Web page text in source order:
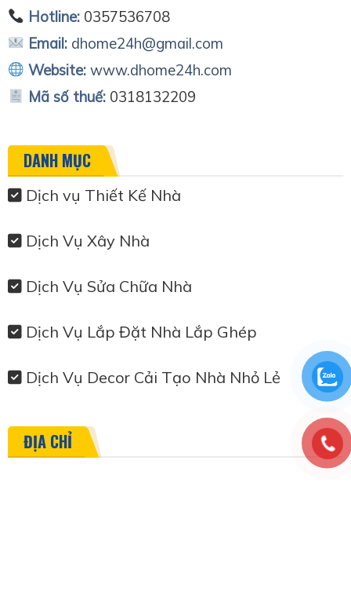
Hotline:0357536708
Email: dhome24h@gmail.com
Website: www.dhome24h.com
Mã số thuế: 0318132209
DANH MỤC
Dịch vụ Thiết Kế Nhà
Dịch Vụ Xây Nhà
Dịch Vụ Sửa Chữa Nhà
Dịch Vụ Lắp Đặt Nhà Lắp Ghép
Dịch Vụ Decor Cải Tạo Nhà Nhỏ Lẻ
ĐỊA CHỈ